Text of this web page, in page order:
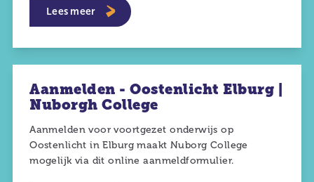
Lees meer
Aanmelden - Oostenlicht Elburg |
Nuborgh College
Aanmelden voor voortgezet onderwijs op
Oostenlicht in Elburg maakt Nuborg College
mogelijk via dit online aanmeldformulier.